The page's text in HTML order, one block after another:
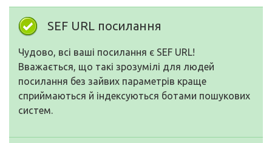
SEF URL посилання
Чудово, всі ваші посилання є SEF URL!
Вважається, що такі зрозумілі для людей
посилання без зайвих параметрів краще
сприймаються й індексуються ботами пошукових
систем.